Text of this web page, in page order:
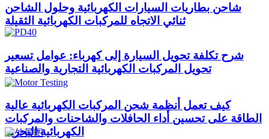
شاحن بطاريات السيارات الكهربائية وحلول الشاحن
ثنائي الاتجاه للمركبات الكهربائية الثقيلة
شرح تكلفة تحويل السيارة إلى كهرباء: عوامل تسعير
تحويل المركبات الكهربائية التجارية والصناعية
كيف تعمل أنظمة شحن المركبات الكهربائية عالية
الطاقة على تحسين أداء الحافلات والشاحنات والمركبات
الكهربائية البحرية